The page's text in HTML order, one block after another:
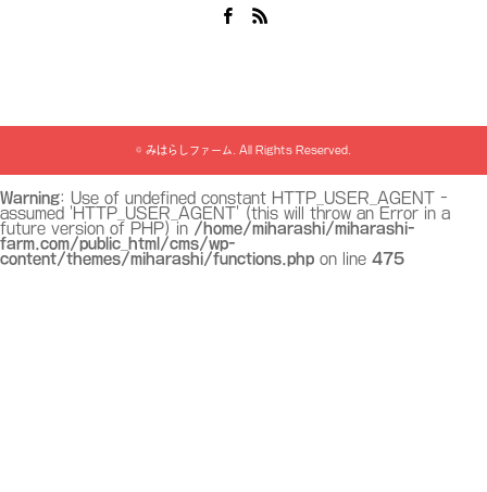
© みはらしファーム . All Rights Reserved.
Warning: Use of undefined constant HTTP_USER_AGENT -
assumed 'HTTP_USER_AGENT' (this will throw an Error in a
future version of PHP) in /home/miharashi/miharashi-
farm.com/public_html/cms/wp-
content/themes/miharashi/functions.php on line 475